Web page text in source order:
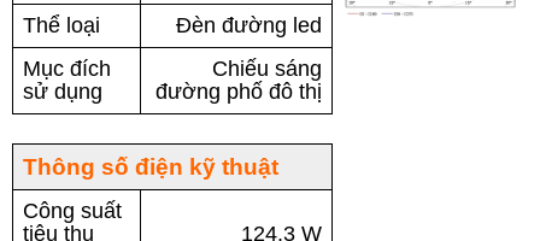
Thể loại
Đèn đường led
Mục đích
sử dụng
Chiếu sáng
đường phố đô thị
Thông số điện kỹ thuật
Công suất
tiêu thụ
124.3 W